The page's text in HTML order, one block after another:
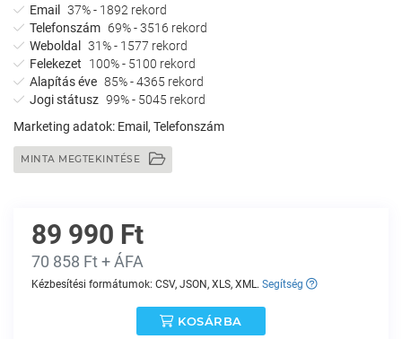
Email
37% - 1892 rekord
Telefonszám 69% - 3516 rekord
Weboldal
31% - 1577 rekord
Felekezet
100% - 5100 rekord
Alapítás éve 85% - 4365 rekord
Jogi státusz 99% - 5045 rekord
Marketing adatok: Email, Telefonszám
MINTA MEGTEKINTÉSE
89 990 Ft
70 858 Ft + ÁFA
Kézbesítési formátumok: CSV, JSON, XLS, XML. Segítség
KOSÁRBA